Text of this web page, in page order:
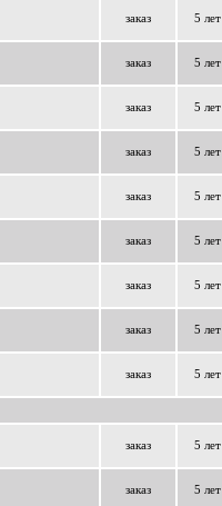
заказ 5 лет
заказ 5 лет
заказ 5 лет
заказ 5 лет
заказ 5 лет
заказ 5 лет
заказ 5 лет
заказ 5 лет
заказ 5 лет
заказ 5 лет
заказ 5 лет